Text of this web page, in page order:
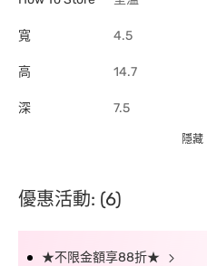
寬 4.5
高 14.7
深 7.5
隱藏
優惠活動: (6)
★不限金額享88折★